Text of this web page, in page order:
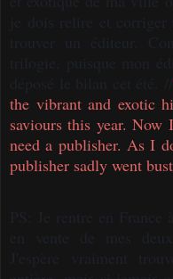
the vibrant and exotic
saviours this year.
need a publisher. As I
publisher sadly went